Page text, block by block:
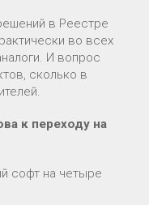
в Реестре
во всех
И вопрос
сколько в
к переходу на
софт на четыре